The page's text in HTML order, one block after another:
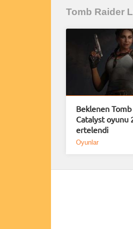
Tomb Raider
Beklenen
Catalyst oyunu
ertelendi
Oyunlar